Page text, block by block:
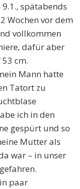
spätabends
Wochenvordem
vollkommen
dafür aber
cm.
Mann hatte
Tatort zu
ich in den
gespürt und so
Mutter als
war – in unser
paar